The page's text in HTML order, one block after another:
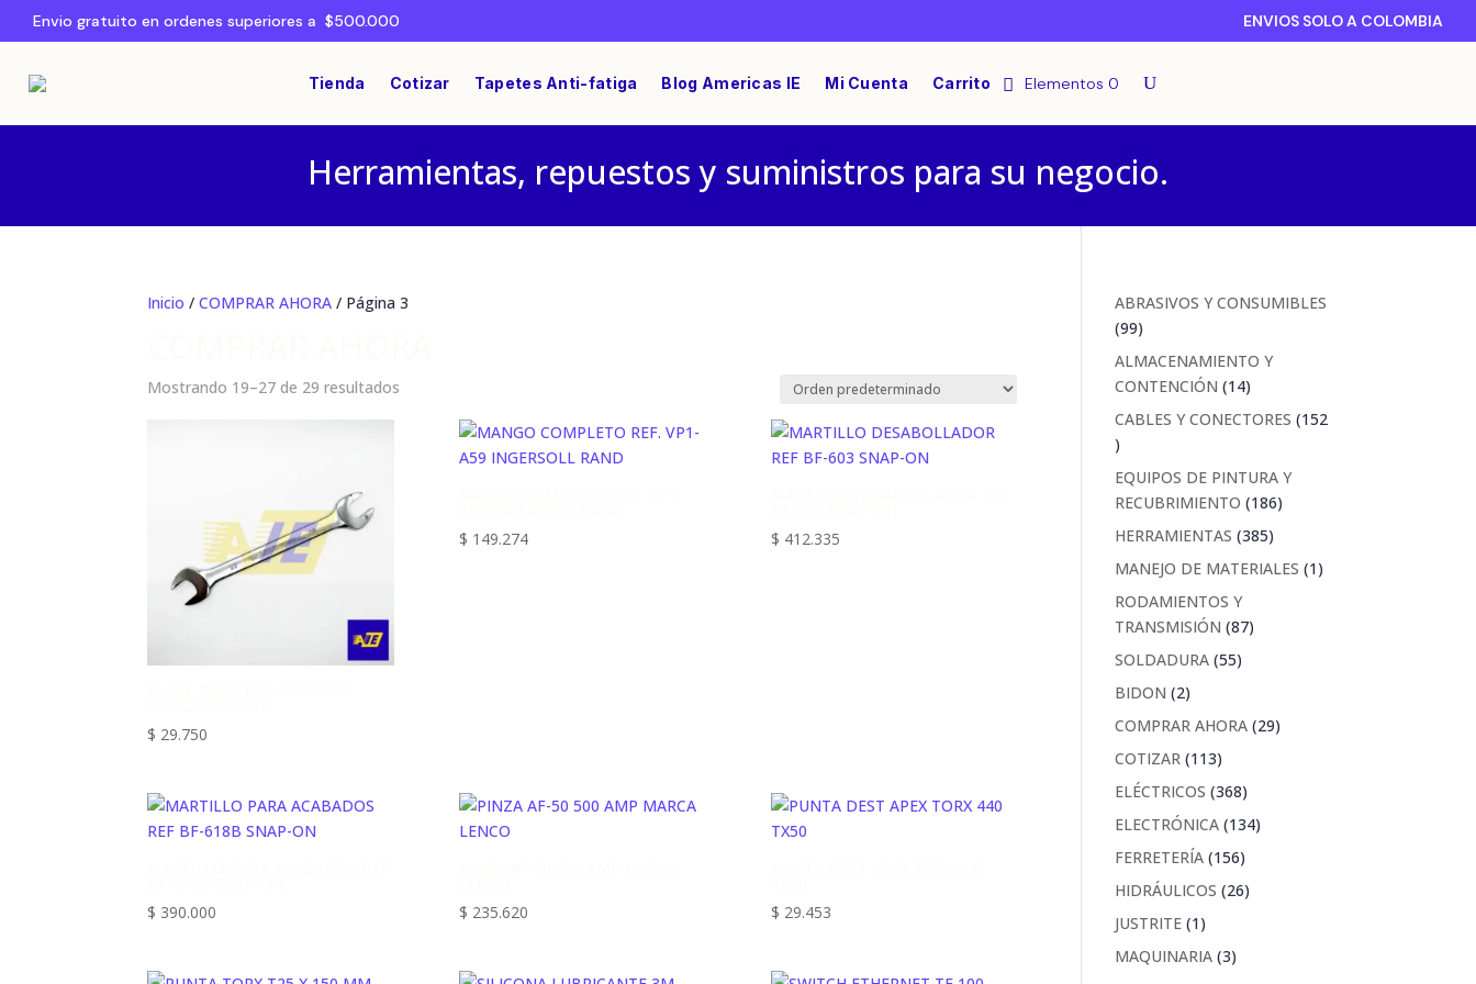
Envio gratuito en ordenes superiores a $500.000 ENVIOS SOLO A COLOMBIA
Tienda Cotizar Tapetes Anti-fatiga Blog Americas IE Mi Cuenta Carrito Elementos 0
Herramientas, repuestos y suministros para su negocio.
Inicio /COMPRAR AHORA / Página 3
Mostrando 19–27 de 29 resultados
$ 29.750
$ 149.274
$ 412.335
$ 390.000
$ 235.620
$ 29.453
ABRASIVOS Y CONSUMIBLES
9999
productos
ALMACENAMIENTO Y
CONTENCIÓN 1414
productos
CABLES Y CONECTORES 152
152
productos
EQUIPOS DE PINTURA Y
RECUBRIMIENTO 186186
HERRAMIENTAS 385385
productos
MANEJO DE MATERIALES 11
RODAMIENTOS Y
TRANSMISIÓN 8787
SOLDADURA 5555
BIDON 22
productos
COMPRAR AHORA 2929
COTIZAR 113113
productos
ELÉCTRICOS 368368
productos
ELECTRÓNICA 134134
FERRETERÍA 156156
productos
HIDRÁULICOS 2626
JUSTRITE 11
producto
MAQUINARIA 33